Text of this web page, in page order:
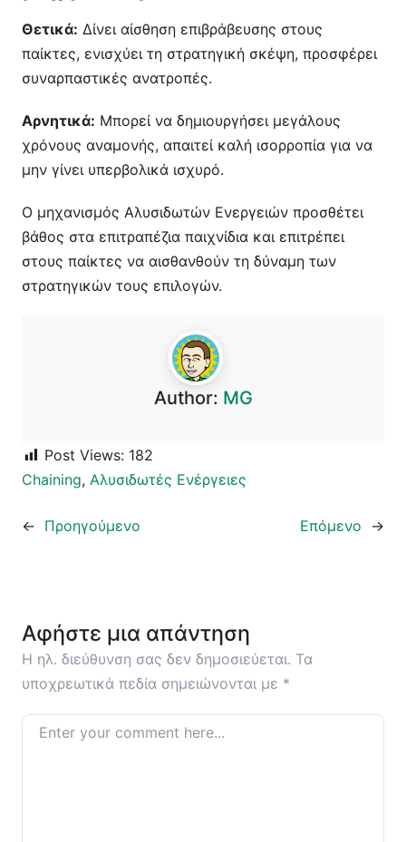
Θετικά: Δίνει αίσθηση επιβράβευσης στους
παίκτες, ενισχύει τη στρατηγική σκέψη, προσφέρει
συναρπαστικές ανατροπές.
Αρνητικά: Μπορεί να δημιουργήσει μεγάλους
χρόνους αναμονής, απαιτεί καλή ισορροπία για να
μην γίνει υπερβολικά ισχυρό.
Ο μηχανισμός Αλυσιδωτών Ενεργειών προσθέτει
βάθος στα επιτραπέζια παιχνίδια και επιτρέπει
στους παίκτες να αισθανθούν τη δύναμη των
στρατηγικών τους επιλογών.
Author: MG
Post Views: 182
Chaining, Αλυσιδωτές Ενέργειες
← Προηγούμενο Επόμενο →
Αφήστε μια απάντηση
Η ηλ. διεύθυνση σας δεν δημοσιεύεται. Τα
υποχρεωτικά πεδία σημειώνονται με *
Enter your comment here…